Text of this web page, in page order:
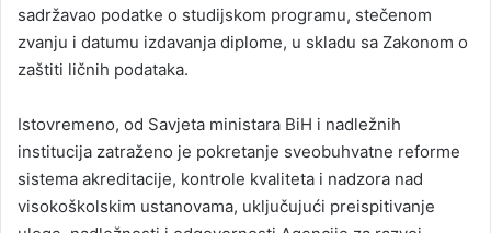
sadržavao podatke o studijskom programu, stečenom
zvanju i datumu izdavanja diplome, u skladu sa Zakonom o
zaštiti ličnih podataka.
Istovremeno, od Savjeta ministara BiH i nadležnih
institucija zatraženo je pokretanje sveobuhvatne reforme
sistema akreditacije, kontrole kvaliteta i nadzora nad
visokoškolskim ustanovama, uključujući preispitivanje